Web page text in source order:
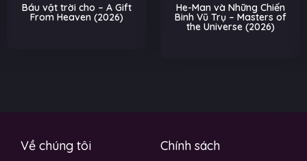
Báu vật trời cho – A Gift
From Heaven (2026)
He-Man và Những Chiến
Binh Vũ Trụ – Masters of
the Universe (2026)
Về chúng tôi Chính sách